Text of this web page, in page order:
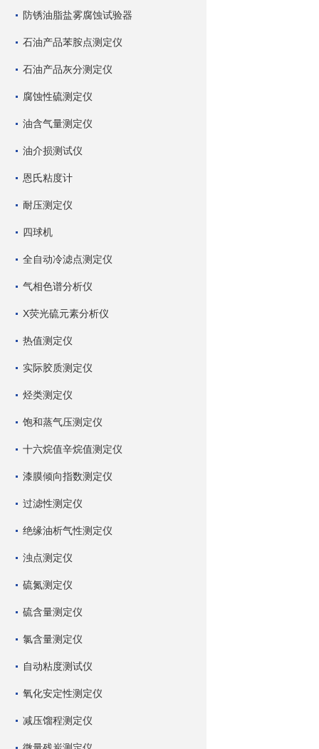
防锈油脂盐雾腐蚀试验器
石油产品苯胺点测定仪
石油产品灰分测定仪
腐蚀性硫测定仪
油含气量测定仪
油介损测试仪
恩氏粘度计
耐压测定仪
四球机
全自动冷滤点测定仪
气相色谱分析仪
X荧光硫元素分析仪
热值测定仪
实际胶质测定仪
烃类测定仪
饱和蒸气压测定仪
十六烷值辛烷值测定仪
漆膜倾向指数测定仪
过滤性测定仪
绝缘油析气性测定仪
浊点测定仪
硫氮测定仪
硫含量测定仪
氯含量测定仪
自动粘度测试仪
氧化安定性测定仪
减压馏程测定仪